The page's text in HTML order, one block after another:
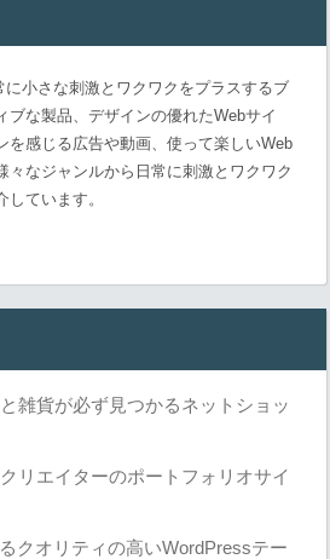
に小さな刺激とワクワクをプラスするブ
ブな製品、デザインの優れたWebサイ
を感じる広告や動画、使って楽しいWeb
々なジャンルから日常に刺激とワクワク
ています。
雑貨が必ず見つかるネットショッ
リエイターのポートフォリオサイ
クオリティの高いWordPressテー